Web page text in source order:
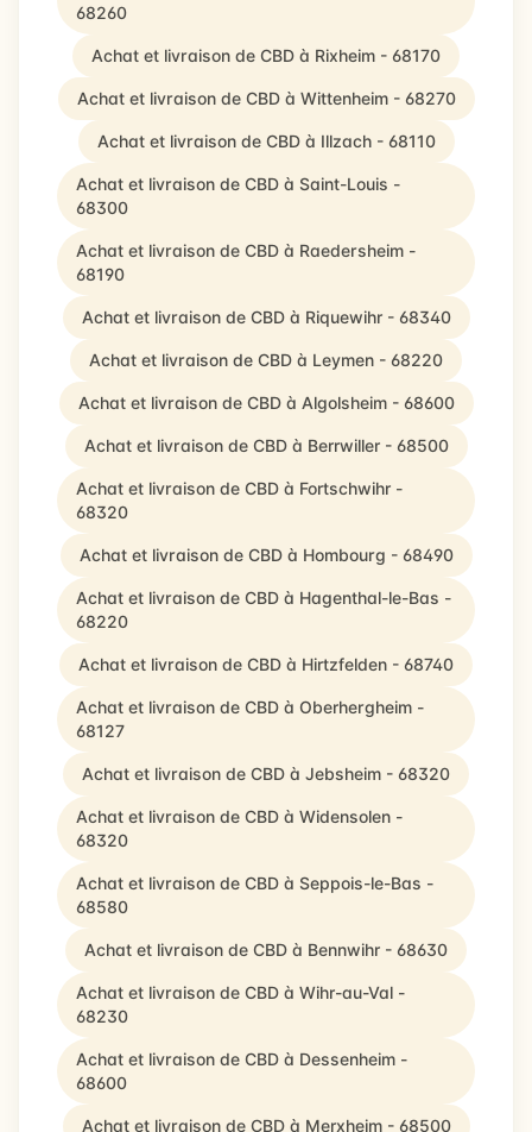
68260
Achat et livraison de CBD à Rixheim - 68170
Achat et livraison de CBD à Wittenheim - 68270
Achat et livraison de CBD à Illzach - 68110
Achat et livraison de CBD à Saint-Louis -
68300
Achat et livraison de CBD à Raedersheim -
68190
Achat et livraison de CBD à Riquewihr - 68340
Achat et livraison de CBD à Leymen - 68220
Achat et livraison de CBD à Algolsheim - 68600
Achat et livraison de CBD à Berrwiller - 68500
Achat et livraison de CBD à Fortschwihr -
68320
Achat et livraison de CBD à Hombourg - 68490
Achat et livraison de CBD à Hagenthal-le-Bas -
68220
Achat et livraison de CBD à Hirtzfelden - 68740
Achat et livraison de CBD à Oberhergheim -
68127
Achat et livraison de CBD à Jebsheim - 68320
Achat et livraison de CBD à Widensolen -
68320
Achat et livraison de CBD à Seppois-le-Bas -
68580
Achat et livraison de CBD à Bennwihr - 68630
Achat et livraison de CBD à Wihr-au-Val -
68230
Achat et livraison de CBD à Dessenheim -
68600
Achat et livraison de CBD à Merxheim - 68500